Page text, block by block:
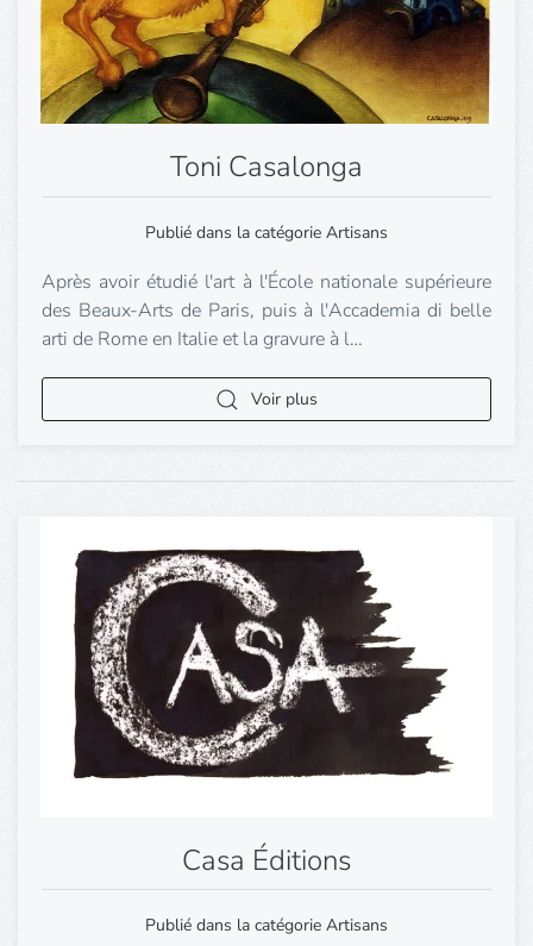
Toni Casalonga
Publié dans la catégorie Artisans
Après avoir étudié l'art à l'École nationale supérieure
des Beaux-Arts de Paris, puis à l'Accademia di belle
arti de Rome en Italie et la gravure à l…
Voir plus
Casa Éditions
Publié dans la catégorie Artisans